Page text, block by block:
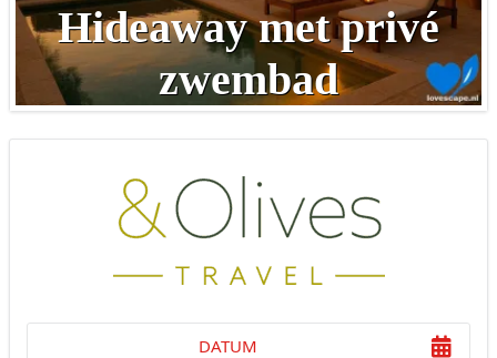
Hideaway met privé
zwembad
DATUM